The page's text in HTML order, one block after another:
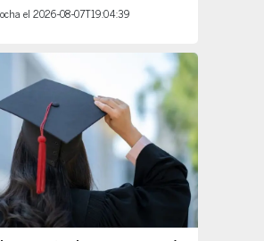
el 2026-08-07T19:04:39